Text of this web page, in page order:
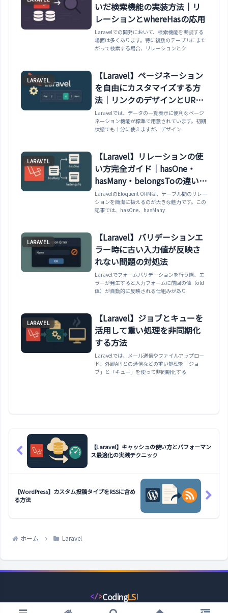
いだ検索機能の実装方法｜リ
レーションとwhereHasの応用
Laravelでの開発において、検索機能を実装する
場面は多くあります。特に複数のテーブルにまた
がって検索する場合、リレーションとク
LARAVEL
【Laravel】ページネーション
を自由にカスタマイズする方
法｜リンクのデザインとURL
制御
Laravelでは、データの一覧表示に便利なページ
ネーション機能が標準で用意されています。初期
状態でも十分に使えますが、デザイン
LARAVEL
【Laravel】リレーションの使
い方完全ガイド｜hasOne・
hasMany・belongsToの違いと
使い分け
LaravelのEloquent ORMは、テーブル間のリレー
ションを簡潔に扱えるのが大きな魅力です。この
記事では、hasOne、hasMany
LARAVEL
【Laravel】バリデーションエ
ラー時に古い入力値が反映さ
れない問題の対処法
Laravelでフォームバリデーションを行う際、エ
ラーが発生すると入力フォームに前回の値（old
値）が自動的に反映される仕組みがあり
LARAVEL
【Laravel】ジョブとキューを
活用して重い処理を非同期化
する方法
Laravelでは、メール送信やファイルアップロー
ド、外部APIとの通信などの重い処理を「ジョ
ブ」と「キュー」を使って非同期化する
【Laravel】キャッシュの使い方とパフォーマン
ス最適化の実践テクニック
【WordPress】カスタム投稿タイプをRSSに含め
る方法
ホーム Laravel
</>CodingLS
コ